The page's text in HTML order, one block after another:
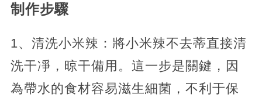
制作步驟
1、清洗小米辣：將小米辣不去蒂直接清
洗干凈，晾干備用。這一步是關鍵，因
為帶水的食材容易滋生細菌，不利于保